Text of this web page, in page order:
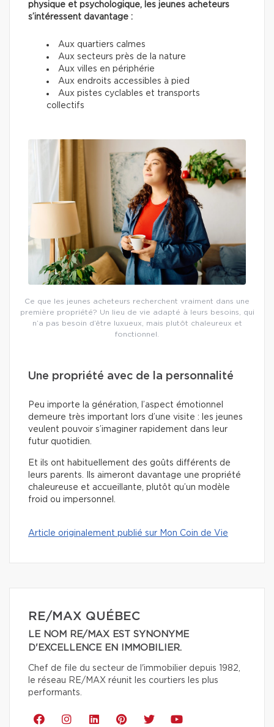
physique et psychologique, les jeunes acheteurs
s’intéressent davantage :
Aux quartiers calmes
Aux secteurs près de la nature
Aux villes en périphérie
Aux endroits accessibles à pied
Aux pistes cyclables et transports
collectifs
Ce que les jeunes acheteurs recherchent vraiment dans une
première propriété? Un lieu de vie adapté à leurs besoins, qui
n’a pas besoin d’être luxueux, mais plutôt chaleureux et
fonctionnel.
Une propriété avec de la personnalité
Peu importe la génération, l’aspect émotionnel
demeure très important lors d’une visite : les jeunes
veulent pouvoir s’imaginer rapidement dans leur
futur quotidien.
Et ils ont habituellement des goûts différents de
leurs parents. Ils aimeront davantage une propriété
chaleureuse et accueillante, plutôt qu’un modèle
froid ou impersonnel.
Article originalement publié sur Mon Coin de Vie
RE/MAX QUÉBEC
LE NOM RE/MAX EST SYNONYME
D'EXCELLENCE EN IMMOBILIER.
Chef de file du secteur de l'immobilier depuis 1982,
le réseau RE/MAX réunit les courtiers les plus
performants.